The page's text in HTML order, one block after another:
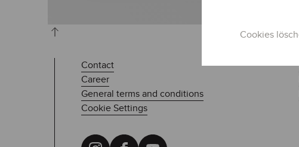
Cookies
Contact
Career
General terms and conditions
Cookie Settings